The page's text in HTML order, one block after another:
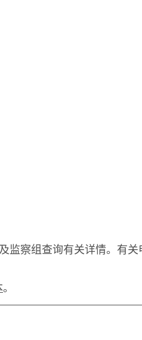
察组查询有关详情。有关
。